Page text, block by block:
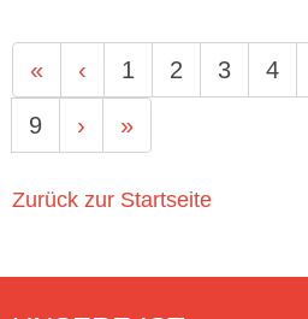
« ‹ 1 2 3 4
9 › »
Zurück zur Startseite